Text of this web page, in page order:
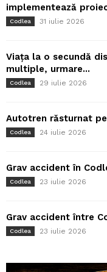
implementează
Codlea 31 iulie 2026
Viața la o secundă
multiple, urmare...
Codlea 29 iulie 2026
Autotren răsturnat pe
Codlea 24 iulie 2026
Grav accident în
Codlea 23 iulie 2026
Grav accident între
Codlea 23 iulie 2026